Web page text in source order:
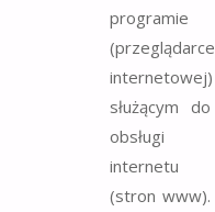
programie
(przeglądarce
internetowej)
służącym do
obsługi
internetu
(stron www).